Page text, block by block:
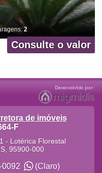
2
Consulte o valor
de imóveis
F
- Lotérica Florestal
, 95900-000
0092 (Claro)